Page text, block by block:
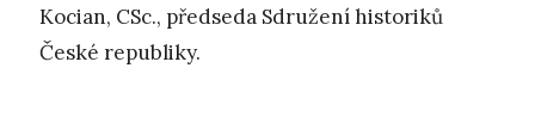
Kocian, CSc., předseda Sdružení historiků
České republiky.